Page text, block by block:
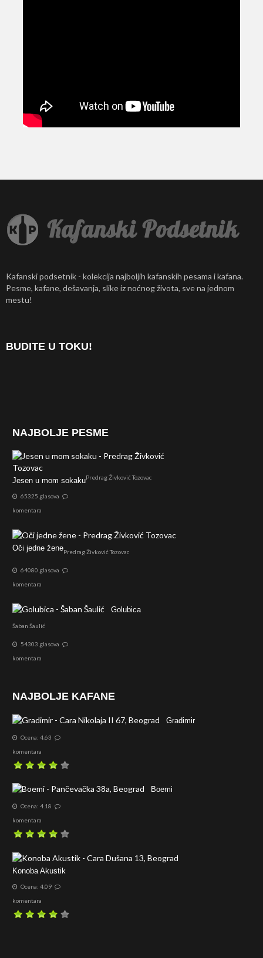
Kafanski podsetnik - kolekcija najboljih kafanskih pesama i kafana.
Pesme, kafane, dešavanja, slike iz noćnog života, sve na jednom
mestu!
BUDITE U TOKU!
NAJBOLJE PESME
Jesen u mom sokakuPredrag Živković Tozovac
65325 glasova
komentara
Oči jedne ženePredrag Živković Tozovac
64080 glasova
komentara
Golubica
Šaban Šaulić
54303 glasova
komentara
NAJBOLJE KAFANE
Gradimir
Ocena: 4.63
komentara
Boemi
Ocena: 4.18
komentara
Konoba Akustik
Ocena: 4.09
komentara